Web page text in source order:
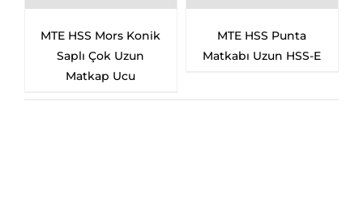
Mors Konik
MTE HSS Punta
Matkabı Uzun HSS-E
MTE HSS
Çürütme